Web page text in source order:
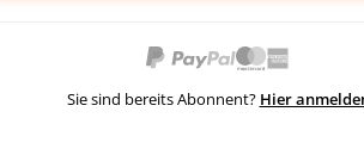
Sie sind bereits Abonnent? Hier